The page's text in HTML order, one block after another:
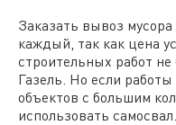
Заказать вывоз
каждый, так как цена
строительных работ
Газель. Но если
объектов с большим
использовать самосвал.